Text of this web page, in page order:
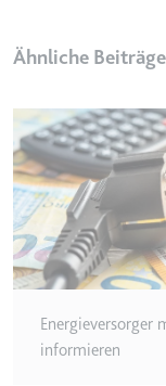
Typ:
__Secure-
Anbieter:
Zweck:
Ablauf:
Typ:
Ähnliche Beiträge
Energieversorger
informieren